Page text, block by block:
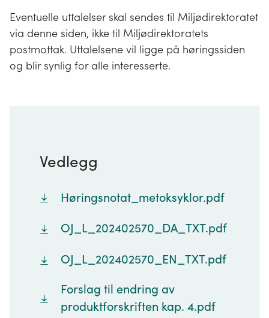
Eventuelle uttalelser skal sendes til Miljødirektoratet
via denne siden, ikke til Miljødirektoratets
postmottak. Uttalelsene vil ligge på høringssiden
og blir synlig for alle interesserte.
Vedlegg
Høringsnotat_metoksyklor.pdf
OJ_L_202402570_DA_TXT.pdf
OJ_L_202402570_EN_TXT.pdf
Forslag til endring av
produktforskriften kap. 4.pdf